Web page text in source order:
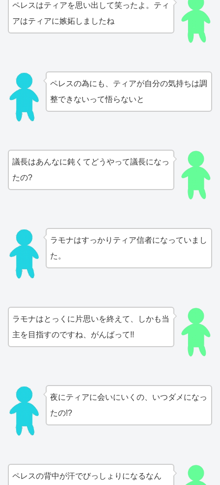
ペレスはティアを思い出して笑ったよ。ティ
アはティアに嫉妬しましたね
ペレスの為にも、ティアが自分の気持ちは調
整できないって悟らないと
議長はあんなに鈍くてどうやって議長になっ
たの?
ラモナはすっかりティア信者になっていまし
た。
ラモナはとっくに片思いを終えて、しかも当
主を目指すのですね、がんばって!!
夜にティアに会いにいくの、いつダメになっ
たの!?
ペレスの背中が汗でびっしょりになるなん